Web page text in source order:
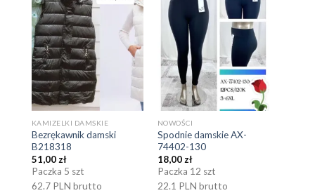
KAMIZELKI DAMSKIE
Bezrękawnik damski
B218318
51,00 zł
Paczka 5 szt
62.7 PLN brutto
NOWOŚCI
Spodnie damskie AX-
74402-130
18,00 zł
Paczka 12 szt
22.1 PLN brutto